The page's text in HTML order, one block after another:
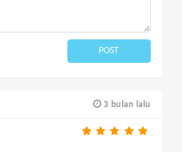
POST
3 bulan lalu